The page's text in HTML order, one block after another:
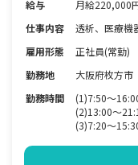
給与
月給220,000
仕事内容
透析、医療機
雇用形態
正社員(常勤)
勤務地
大阪府枚方市
勤務時間
(1)7:50〜
(2)13:00〜
(3)7:20〜